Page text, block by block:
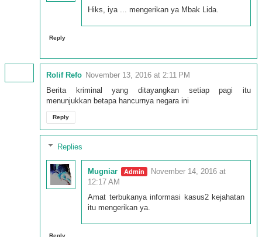
Hiks, iya ... mengerikan ya Mbak Lida.
Reply
Rolif Refo November 13, 2016 at 2:11 PM
Berita kriminal yang ditayangkan setiap pagi itu
menunjukkan betapa hancurnya negara ini
Reply
Replies
Mugniar
November 14, 2016 at
12:17 AM
Amat terbukanya informasi kasus2 kejahatan
itu mengerikan ya.
Reply